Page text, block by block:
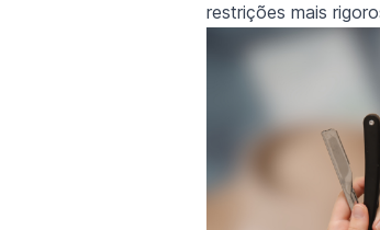
restrições mais